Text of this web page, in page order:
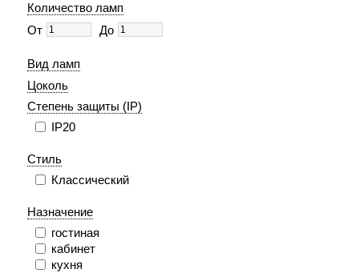
Количество ламп
От
До
Вид ламп
Цоколь
Степень защиты (IP)
IP20
Стиль
Классический
Назначение
гостиная
кабинет
кухня